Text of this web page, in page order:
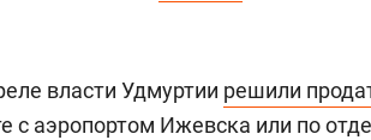
власти Удмуртии решили
с аэропортом Ижевска или по